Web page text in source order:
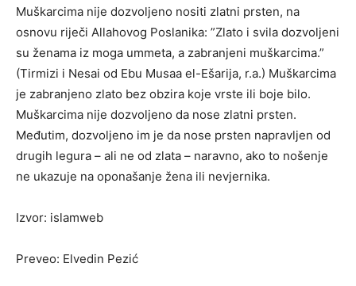
Muškarcima nije dozvoljeno nositi zlatni prsten, na
osnovu riječi Allahovog Poslanika: ”Zlato i svila dozvoljeni
su ženama iz moga ummeta, a zabranjeni muškarcima.”
(Tirmizi i Nesai od Ebu Musaa el-Ešarija, r.a.) Muškarcima
je zabranjeno zlato bez obzira koje vrste ili boje bilo.
Muškarcima nije dozvoljeno da nose zlatni prsten.
Međutim, dozvoljeno im je da nose prsten napravljen od
drugih legura – ali ne od zlata – naravno, ako to nošenje
ne ukazuje na oponašanje žena ili nevjernika.
Izvor: islamweb
Preveo: Elvedin Pezić